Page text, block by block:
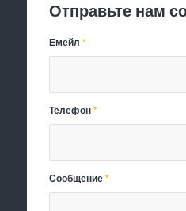
Отправьте нам
Емейл*
Телефон*
Сообщение*